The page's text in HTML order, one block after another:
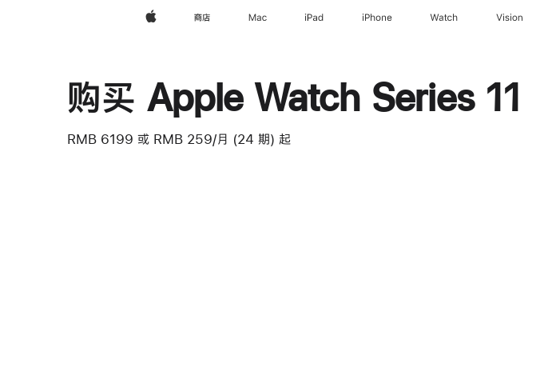
Apple 商店 Mac iPad iPhone Watch Vision
购买 Apple Watch Series 11
RMB 6199 或 RMB 259/月 (24 期) 起